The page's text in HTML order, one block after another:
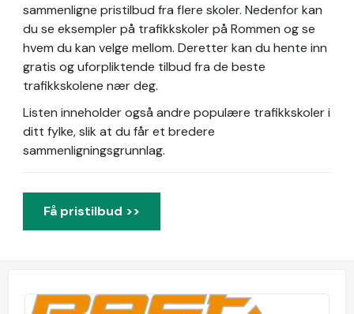
sammenligne pristilbud fra flere skoler. Nedenfor kan
du se eksempler på trafikkskoler på Rommen og se
hvem du kan velge mellom. Deretter kan du hente inn
gratis og uforpliktende tilbud fra de beste
trafikkskolene nær deg.
Listen inneholder også andre populære trafikkskoler i
ditt fylke, slik at du får et bredere
sammenligningsgrunnlag.
Få pristilbud >>